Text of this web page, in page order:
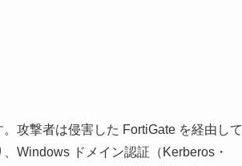
攻撃者は侵害した FortiGate を経由して
Windows ドメイン認証（Kerberos・